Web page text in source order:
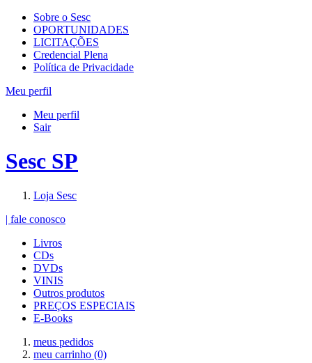
Sobre o Sesc
OPORTUNIDADES
LICITAÇÕES
Credencial Plena
Política de Privacidade
Meu perfil
Meu perfil
Sair
Sesc SP
Loja Sesc
| fale conosco
Livros
CDs
DVDs
VINIS
Outros produtos
PREÇOS ESPECIAIS
E-Books
meus pedidos
meu carrinho (0)